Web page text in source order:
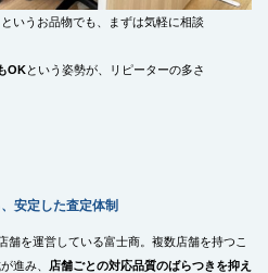
いうお品物でも、まずは気軽に相談
OKという姿勢が、リピーターの多さ
安定した査定体制
舗を運営している富士商。複数店舗を持つこ
進み、 店舗ごとの対応品質のばらつきを抑え